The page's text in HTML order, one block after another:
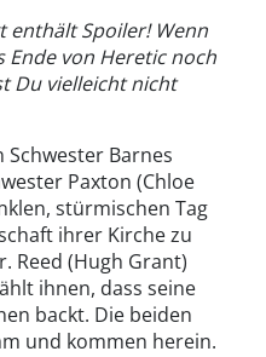
enthält Spoiler! Wenn
Ende von Heretic noch
Du vielleicht nicht
Barnes
Paxton (Chloe
stürmischen Tag
ihrer Kirche zu
Reed (Hugh Grant)
ihnen, dass seine
backt. Die beiden
und kommen herein.